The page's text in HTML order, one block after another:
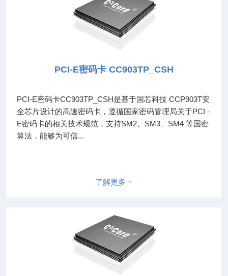
PCI-E密码卡 CC903TP_CSH
PCI-E密码卡CC903TP_CSH是基于国芯科技 CCP903T安
全芯片设计的高速密码卡，遵循国家密码管理局关于PCI -
E密码卡的相关技术规范，支持SM2、SM3、SM4 等国密
算法，能够为可信...
了解更多 +